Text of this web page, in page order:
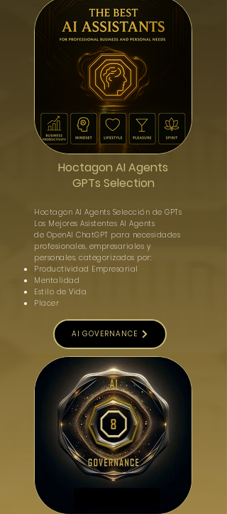
Hoctagon AI Agents
GPTs Selection
Hoctagon AI Agents Selección de GPTs
Los Mejores Asistentes AI Agents
de OpenAI ChatGPT para necesidades
profesionales, empresariales y
personales, categorizados por:
Productividad Empresarial
Mentalidad
Estilo de Vida
Placer
AI GOVERNANCE